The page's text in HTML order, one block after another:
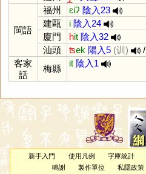
閩語
福州 ɛiʔ 陰入23
建甌
i 陰入24
廈門
hit 陰入32
汕頭
ʦek 陽入5 (训) /
客家
話
梅縣
it 陰入1
新手入門 使用凡例 字庫統計
鳴謝
製作單位 私隱政策